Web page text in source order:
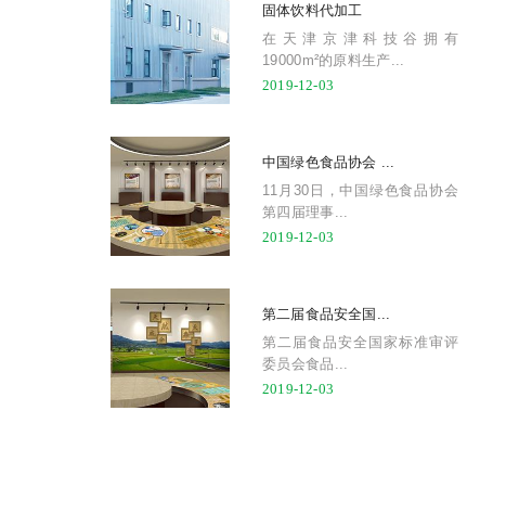
固体饮料代加工
在天津京津科技谷拥有
19000m²的原料生产...
2019-12-03
中国绿色食品协会 ...
11月30日，中国绿色食品协会
第四届理事...
2019-12-03
第二届食品安全国...
第二届食品安全国家标准审评
委员会食品...
2019-12-03